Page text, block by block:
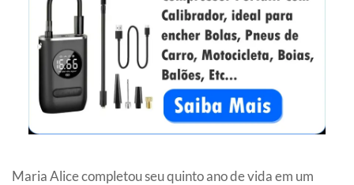
Maria Alice completou seu quinto ano de vida em um